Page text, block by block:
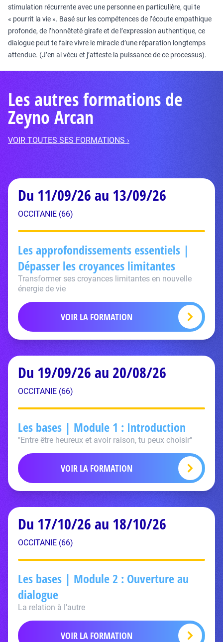
stimulation récurrente avec une personne en particulière, qui te
« pourrit la vie ». Basé sur les compétences de l’écoute empathique
profonde, de l’honnêteté girafe et de l’expression authentique, ce
dialogue peut te faire vivre le miracle d’une réparation longtemps
attendue. (J’en ai vécu et j’atteste la puissance de ce processus).
Les autres formations de
Zeyno Arcan
VOIR TOUTES SES FORMATIONS ›
Du 11/09/26 au 13/09/26
OCCITANIE (66)
Les approfondissements essentiels |
Dépasser les croyances limitantes
Transformer ses croyances limitantes en nouvelle
énergie de vie
VOIR LA FORMATION
Du 19/09/26 au 20/08/26
OCCITANIE (66)
Les bases | Module 1 : Introduction
"Entre être heureux et avoir raison, tu peux choisir"
VOIR LA FORMATION
Du 17/10/26 au 18/10/26
OCCITANIE (66)
Les bases | Module 2 : Ouverture au
dialogue
La relation à l'autre
VOIR LA FORMATION